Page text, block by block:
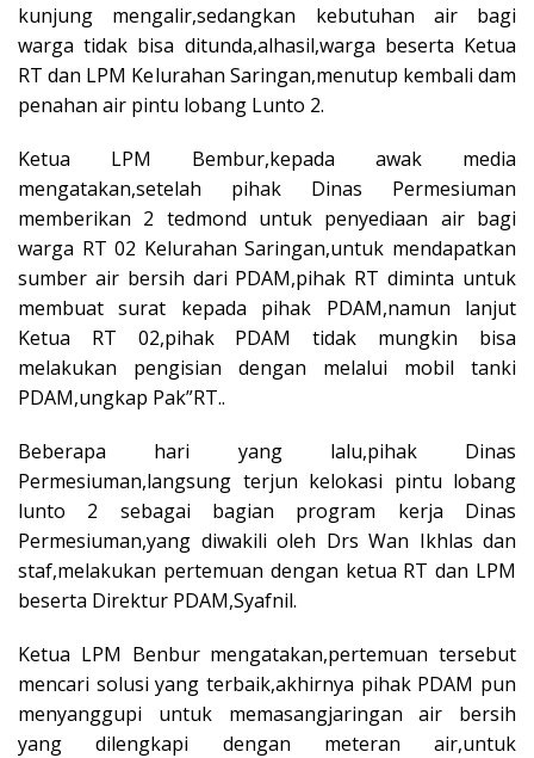
kunjung mengalir,sedangkan kebutuhan air bagi
warga tidak bisa ditunda,alhasil,warga beserta Ketua
RT dan LPM Kelurahan Saringan,menutup kembali dam
penahan air pintu lobang Lunto 2.
Ketua LPM Bembur,kepada awak media
mengatakan,setelah pihak Dinas Permesiuman
memberikan 2 tedmond untuk penyediaan air bagi
warga RT 02 Kelurahan Saringan,untuk mendapatkan
sumber air bersih dari PDAM,pihak RT diminta untuk
membuat surat kepada pihak PDAM,namun lanjut
Ketua RT 02,pihak PDAM tidak mungkin bisa
melakukan pengisian dengan melalui mobil tanki
PDAM,ungkap Pak”RT..
Beberapa hari yang lalu,pihak Dinas
Permesiuman,langsung terjun kelokasi pintu lobang
lunto 2 sebagai bagian program kerja Dinas
Permesiuman,yang diwakili oleh Drs Wan Ikhlas dan
staf,melakukan pertemuan dengan ketua RT dan LPM
beserta Direktur PDAM,Syafnil.
Ketua LPM Benbur mengatakan,pertemuan tersebut
mencari solusi yang terbaik,akhirnya pihak PDAM pun
menyanggupi untuk memasangjaringan air bersih
yang dilengkapi dengan meteran air,untuk